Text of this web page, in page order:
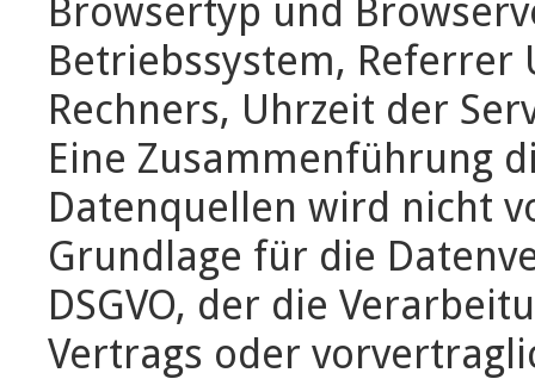
Browsertyp und
Betriebssystem, Referrer
Rechners, Uhrzeit der
Eine Zusammenführung
Datenquellen wird nicht
Grundlage für die
DSGVO, der die
Vertrags oder